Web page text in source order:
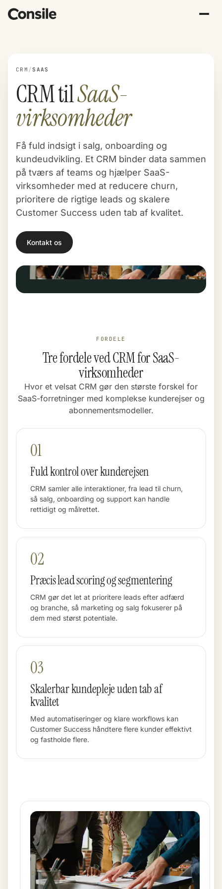
CRM /SAAS
CRM tilSaaS-
virksomheder
Få fuld indsigt i salg, onboarding og
kundeudvikling. Et CRM binder data sammen
på tværs af teams og hjælper SaaS-
virksomheder med at reducere churn,
prioritere de rigtige leads og skalere
Customer Success uden tab af kvalitet.
Kontakt os
FORDELE
Tre fordele ved CRM for SaaS-
virksomheder
Hvor et velsat CRM gør den største forskel for
SaaS-forretninger med komplekse kunderejser og
abonnementsmodeller.
01
Fuld kontrol over kunderejsen
CRM samler alle interaktioner, fra lead til churn,
så salg, onboarding og support kan handle
rettidigt og målrettet.
02
Præcis lead scoring og segmentering
CRM gør det let at prioritere leads efter adfærd
og branche, så marketing og salg fokuserer på
dem med størst potentiale.
03
Skalerbar kundepleje uden tab af
kvalitet
Med automatiseringer og klare workflows kan
Customer Success håndtere flere kunder effektivt
og fastholde flere.